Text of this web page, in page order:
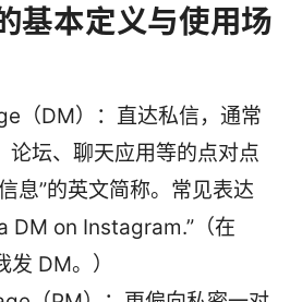
基本定义与使用场
（DM）：直达私信，通常
论坛、聊天应用等的点对点
息”的英文简称。常见表达
DM on Instagram.”（在
DM。）